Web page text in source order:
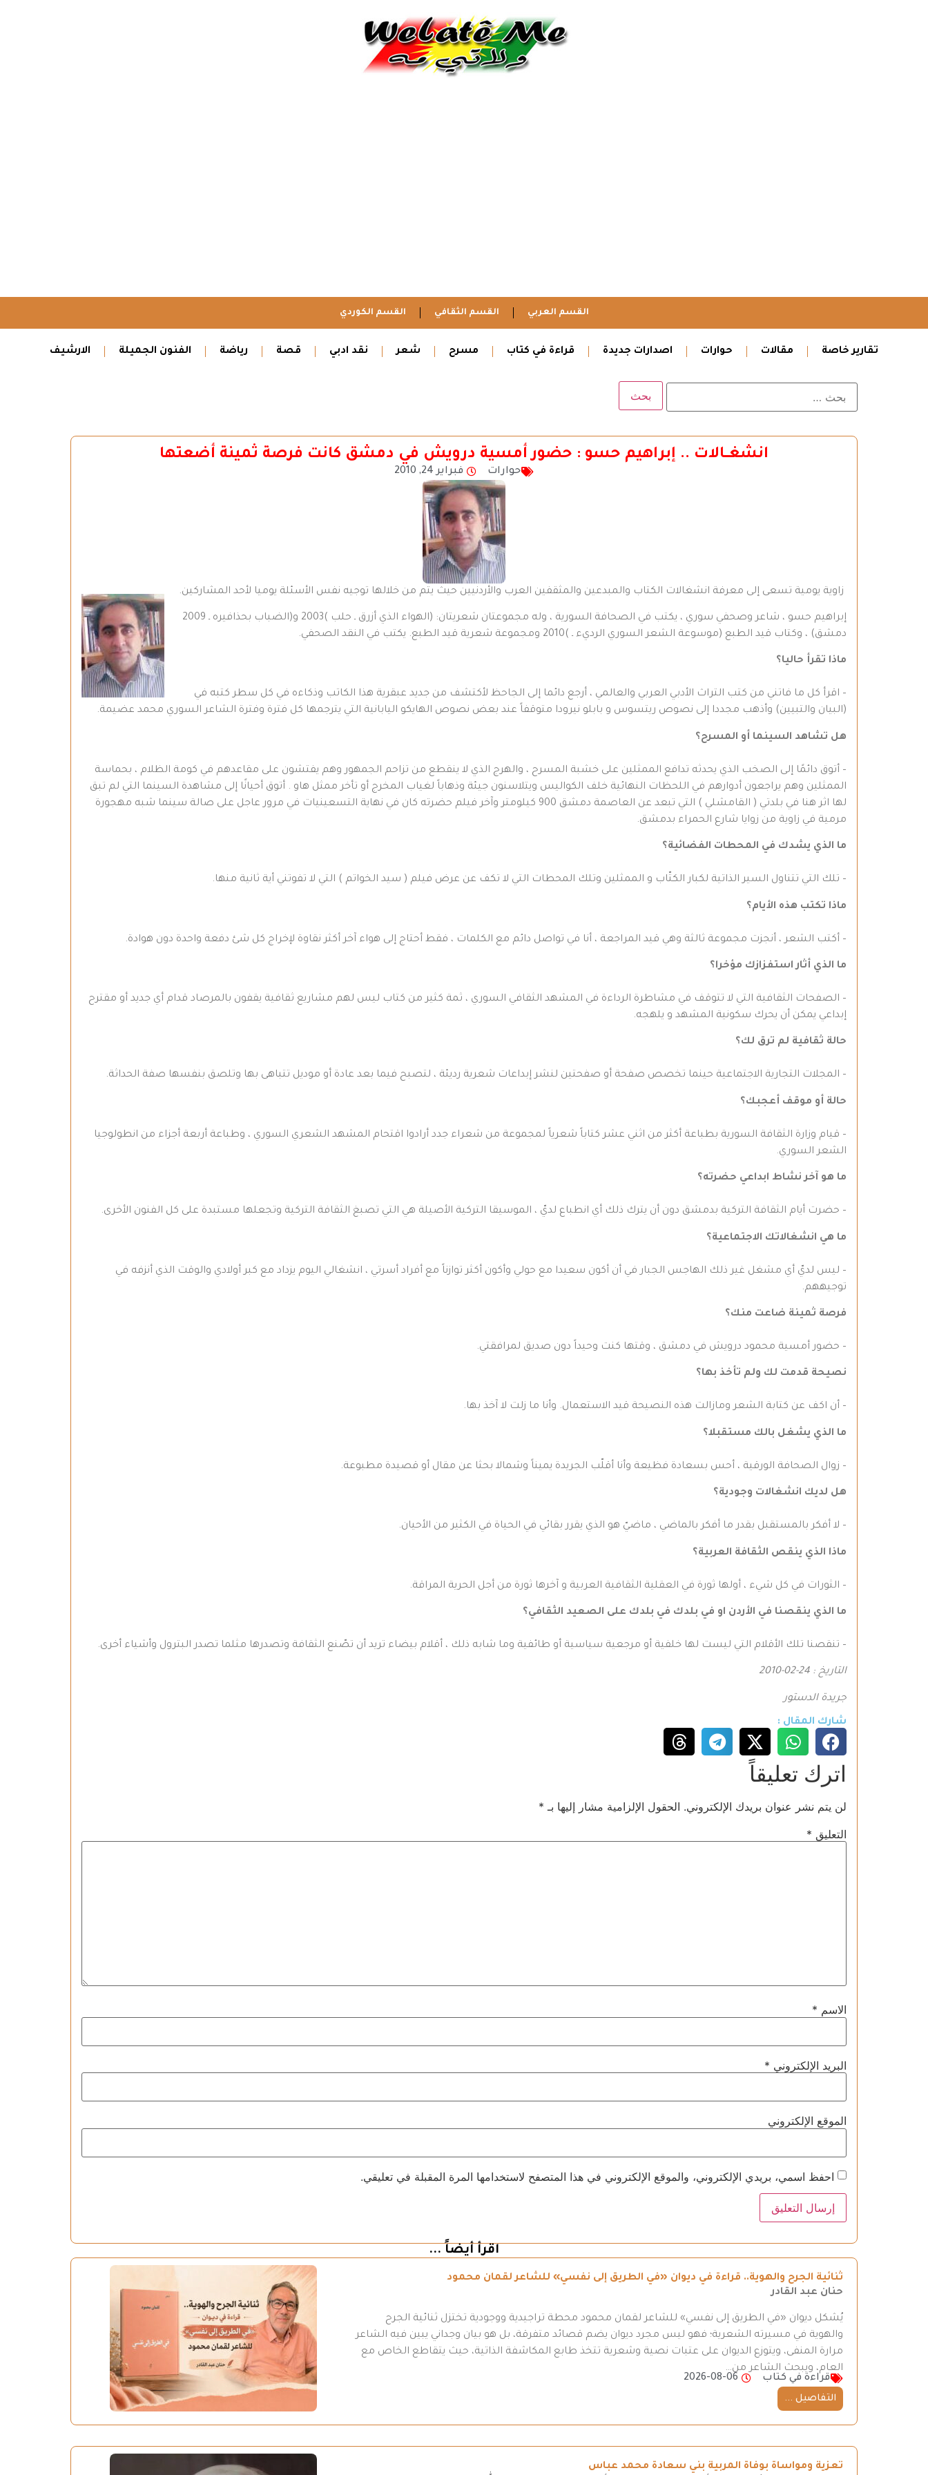
القسم العربي القسم الثقافي القسم الكوردي
تقارير خاصة مقالات حوارات اصدارات جديدة قراءة في كتاب مسرح شعر نقد ادبي قصة رياضة الفنون الجميلة الارشيف
انشغـــالات .. إبراهيم حسو : حضور أمسية درويش في دمشق كانت فرصة ثمينة أضعتها
حوارات فبراير 24, 2010
زاوية يومية تسعى إلى معرفة انشغالات الكتاب والمبدعين والمثقفين العرب والأردنيين حيث يتم من خلالها توجيه نفس الأسئلة يوميا لأحد المشاركين.
إبراهيم حسو ، شاعر وصحفي سوري ، يكتب في الصحافة السورية ، وله مجموعتان شعريتان: (الهواء الذي أزرق ـ حلب )2003 و(الضباب بحذافيره ـ 2009
دمشق) ، وكتاب قيد الطبع (موسوعة الشعر السوري الرديء ـ )2010 ومجموعة شعرية قيد الطبع. يكتب في النقد الصحفي.
ماذا تقرأ حاليا؟
– اقرأ كل ما فاتني من كتب التراث الأدبي العربي والعالمي ، أرجع دائما إلى الجاحظ لأكتشف من جديد عبقرية هذا الكاتب وذكاءه في كل سطر كتبه في
(البيان والتبيين) وأذهب مجددا إلى نصوص ريتسوس و بابلو نيرودا متوقفاً عند بعض نصوص الهايكو اليابانية التي يترجمها كل فترة وفترة الشاعر السوري محمد عضيمة.
هل تشاهد السينما أو المسرح؟
– أتوق دائمًا إلى الصخب الذي يحدثه تدافع الممثلين على خشبة المسرح ، والهرج الذي لا ينقطع من تزاحم الجمهور وهم يفتشون على مقاعدهم في كومة الظلام ، بحماسة
الممثلين وهم يراجعون أدوارهم في اللحظات النهائية خلف الكواليس ويتلاسنون جيئة وذهاباً لغياب المخرج أو تأخر ممثل هاو . أتوق أحيانًا إلى مشاهدة السينما التي لم تبق
لها اثر هنا في بلدتي ( القامشلي ) التي تبعد عن العاصمة دمشق 900 كيلومتر وآخر فيلم حضرته كان في نهاية التسعينيات في مرور عاجل على صالة سينما شبه مهجورة
مرمية في زاوية من زوايا شارع الحمراء بدمشق.
ما الذي يشدك في المحطات الفضائية؟
– تلك التي تتناول السير الذاتية لكبار الكتّاب و الممثلين وتلك المحطات التي لا تكف عن عرض فيلم ( سيد الخواتم ) التي لا تفوتني أية ثانية منها.
ماذا تكتب هذه الأيام؟
– أكتب الشعر ، أنجزت مجموعة ثالثة وهي قيد المراجعة ، أنا في تواصل دائم مع الكلمات ، فقط أحتاج إلى هواء آخر أكثر نقاوة لإخراج كل شئ دفعة واحدة دون هوادة.
ما الذي أثار استفزازك مؤخرا؟
– الصفحات الثقافية التي لا تتوقف في مشاطرة الرداءة في المشهد الثقافي السوري ، ثمة كثير من كتاب ليس لهم مشاريع ثقافية يقفون بالمرصاد قدام أي جديد أو مقترح
إبداعي يمكن أن يحرك سكونية المشهد و يلهجه.
حالة ثقافية لم ترق لك؟
– المجلات التجارية الاجتماعية حينما تخصص صفحة أو صفحتين لنشر إبداعات شعرية رديئة ، لتصبح فيما بعد عادة أو موديل تتباهى بها وتلصق بنفسها صفة الحداثة.
حالة أو موقف أعجبك؟
– قيام وزارة الثقافة السورية بطباعة أكثر من اثني عشر كتاباً شعرياً لمجموعة من شعراء جدد أرادوا اقتحام المشهد الشعري السوري ، وطباعة أربعة أجزاء من انطولوجيا
الشعر السوري.
ما هو آخر نشاط ابداعي حضرته؟
– حضرت أيام الثقافة التركية بدمشق دون أن يترك ذلك أي انطباع لديّ ، الموسيقا التركية الأصيلة هي التي تصبغ الثقافة التركية وتجعلها مستبدة على كل الفنون الأخرى.
ما هي انشغالاتك الاجتماعية؟
– ليس لديّ أي مشغل غير ذلك الهاجس الجبار في أن أكون سعيدا مع حولي وأكون أكثر توازناً مع أفراد أسرتي ، انشغالي اليوم يزداد مع كبر أولادي والوقت الذي أنزفه في
توجيههم.
فرصة ثمينة ضاعت منك؟
– حضور أمسية محمود درويش في دمشق ، وقتها كنت وحيداً دون صديق لمرافقتي.
نصيحة قدمت لك ولم تأخذ بها؟
– أن اكف عن كتابة الشعر ومازالت هذه النصيحة قيد الاستعمال. وأنا ما زلت لا آخذ بها.
ما الذي يشغل بالك مستقبلا؟
– زوال الصحافة الورقية ، أحس بسعادة فظيعة وأنا أقلّب الجريدة يميناً وشمالا بحثا عن مقال أو قصيدة مطبوعة.
هل لديك انشغالات وجودية؟
– لا أفكر بالمستقبل بقدر ما أفكر بالماضي ، ماضيّ هو الذي يقرر بقائي في الحياة في الكثير من الأحيان.
ماذا الذي ينقص الثقافة العربية؟
– الثورات في كل شيء ، أولها ثورة في العقلية الثقافية العربية و آخرها ثورة من أجل الحرية المراقة.
ما الذي ينقصنا في الأردن او في بلدك في بلدك على الصعيد الثقافي؟
– تنقصنا تلك الأقلام التي ليست لها خلفية أو مرجعية سياسية أو طائفية وما شابه ذلك ، أقلام بيضاء تريد أن تصّنع الثقافة وتصدرها مثلما تصدر البترول وأشياء أخرى.
التاريخ : 24-02-2010
جريدة الدستور
شارك المقال :
اترك تعليقاً
لن يتم نشر عنوان بريدك الإلكتروني. الحقول الإلزامية مشار إليها بـ *
التعليق *
الاسم *
البريد الإلكتروني *
الموقع الإلكتروني
احفظ اسمي، بريدي الإلكتروني، والموقع الإلكتروني في هذا المتصفح لاستخدامها المرة المقبلة في تعليقي.
اقرأ أيضاً ...
ثنائية الجرح والهوية.. قراءة في ديوان «في الطريق إلى نفسي» للشاعر لقمان محمود
حنان عبد القادر
يُشكل ديوان «في الطريق إلى نفسي» للشاعر لقمان محمود محطة تراجيدية ووجودية تختزل ثنائية الجرح
والهوية في مسيرته الشعرية؛ فهو ليس مجرد ديوان يضم قصائد متفرقة، بل هو بيان وجداني يبين فيه الشاعر
مرارة المنفى، ويتوزع الديوان على عتبات نصية وشعرية تتخذ طابع المكاشفة الذاتية، حيث يتقاطع الخاص مع
العام، ويبحث الشاعر من…
قراءة في كتاب
2026-08-06
التفاصيل ...
تعزية ومواساة بوفاة المربية بني سعادة محمد عباس